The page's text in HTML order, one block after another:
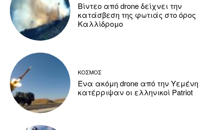
Βίντεο από drone δείχνει την
κατάσβεση της φωτιάς στο όρος
Καλλίδρομο
ΚΟΣΜΟΣ
Ένα ακόμη drone από την Υεμένη
κατέρριψαν οι ελληνικοί Patriot